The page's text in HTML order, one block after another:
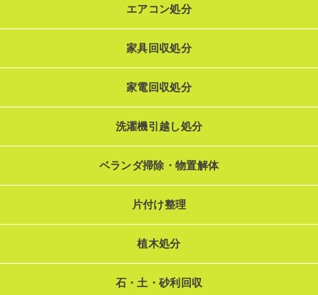
エアコン処分
家具回収処分
家電回収処分
洗濯機引越し処分
ベランダ掃除・物置解体
片付け整理
植木処分
石・土・砂利回収